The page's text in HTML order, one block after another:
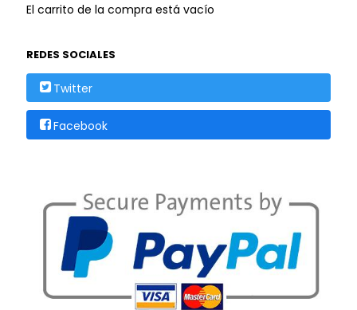
El carrito de la compra está vacío
REDES SOCIALES
Twitter
Facebook